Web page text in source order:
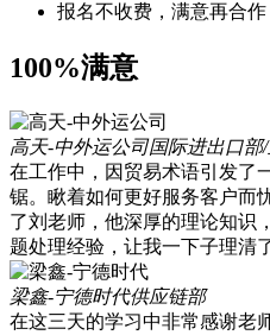
报名不收费，满意再合作
100%满意
高天-中外运公司国际进出口部
在工作中，因贸易术语引发了
锯。瞅着如何更好服务客户而
了刘老师，他深厚的理论知识
题处理经验，让我一下子理清
梁鑫-宁德时代供应链部
在这三天的学习中非常感谢老